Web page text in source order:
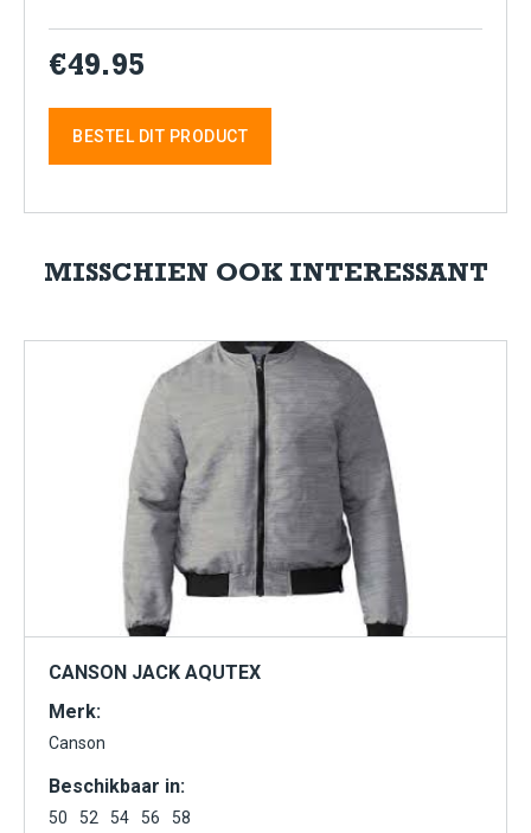
€49.95
BESTEL DIT PRODUCT
MISSCHIEN OOK INTERESSANT
CANSON JACK AQUTEX
Merk:
Canson
Beschikbaar in:
50 52 54 56 58